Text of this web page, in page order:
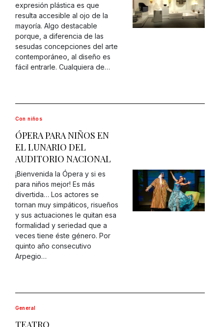
expresión plástica es que
resulta accesible al ojo de la
mayoría. Algo destacable
porque, a diferencia de las
sesudas concepciones del arte
contemporáneo, al diseño es
fácil entrarle. Cualquiera de…
Con niños
ÓPERA PARA NIÑOS EN
EL LUNARIO DEL
AUDITORIO NACIONAL
¡Bienvenida la Ópera y si es
para niños mejor! Es más
divertida… Los actores se
tornan muy simpáticos, risueños
y sus actuaciones le quitan esa
formalidad y seriedad que a
veces tiene éste género. Por
quinto año consecutivo
Arpegio…
General
TEATRO